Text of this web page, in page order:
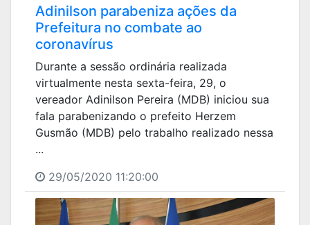
Adinilson parabeniza ações da
Prefeitura no combate ao
coronavírus
Durante a sessão ordinária realizada
virtualmente nesta sexta-feira, 29, o
vereador Adinilson Pereira (MDB) iniciou sua
fala parabenizando o prefeito Herzem
Gusmão (MDB) pelo trabalho realizado nessa
...
29/05/2020 11:20:00